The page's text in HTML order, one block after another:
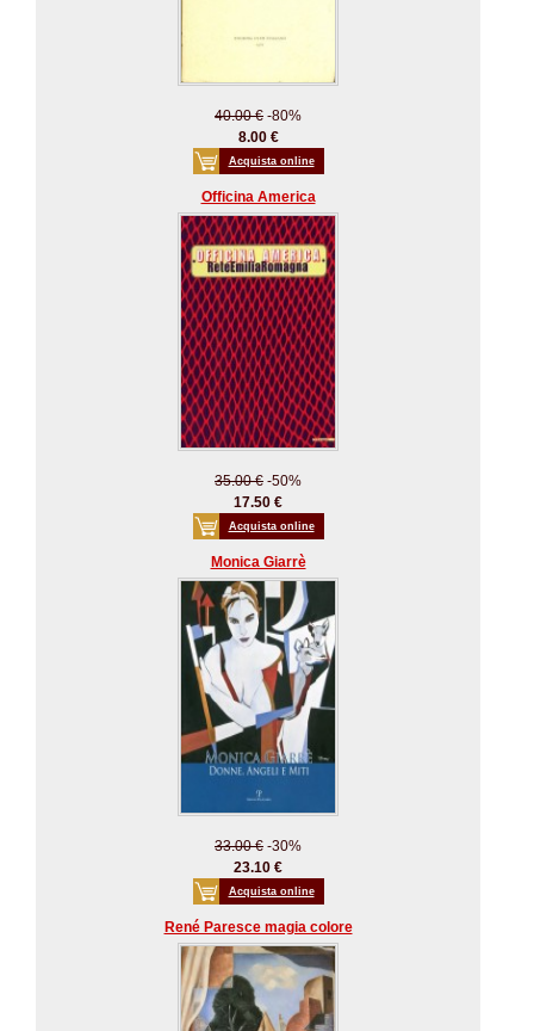
40.00 € -80%
8.00 €
Acquista online
Officina America
35.00 € -50%
17.50 €
Acquista online
Monica Giarrè
33.00 € -30%
23.10 €
Acquista online
René Paresce magia colore